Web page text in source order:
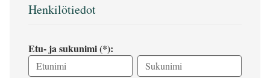
Henkilötiedot
Etu- ja sukunimi (*):